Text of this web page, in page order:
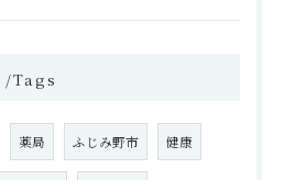
Tags
薬局 ふじみ野市 健康